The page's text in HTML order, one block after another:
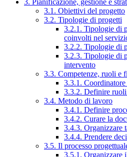
3. Pianificazione, gestione e
3.1. Obiettivi del progetto
3.2. Tipologie di progetti
3.2.1. Tipologie di
coinvolti nel
3.2.2. Tipologie di
3.2.3. Tipologie di
intervento
3.3. Competenze, ruoli e
3.3.1.
3.3.2. Definire ruoli
3.4. Metodo di lavoro
3.4.1. Definire
3.4.2. Curare la
3.4.3. Organizzare
3.4.4. Prendere
3.5. Il processo
3.5.1. Organizzare